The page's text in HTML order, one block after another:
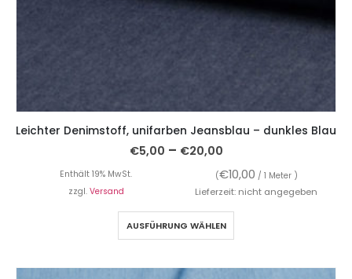
Leichter Denimstoff, unifarben Jeansblau – dunkles Blau
€5,00 – €20,00
Enthält 19% MwSt. (€10,00 / 1 Meter )
zzgl. Versand Lieferzeit: nicht angegeben
AUSFÜHRUNG WÄHLEN